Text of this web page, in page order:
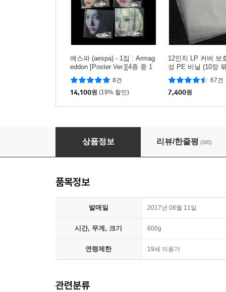
에스파 (aespa) - 1집 : Armag
eddon [Poster Ver.][4종 중 1
종 랜덤발송]
8건
14,100원 (19% 할인)
12인치 LP 커버 보
성 PE 비닐 (10장
67건
7,400원
Jay-Z (제이지) - 13집 4:44
상품정보 리뷰/한줄평 (0/0)
품목정보
발매일 2017년 08월 11일
시간, 무게, 크기 600g
연령제한 19세 이용가
관련분류